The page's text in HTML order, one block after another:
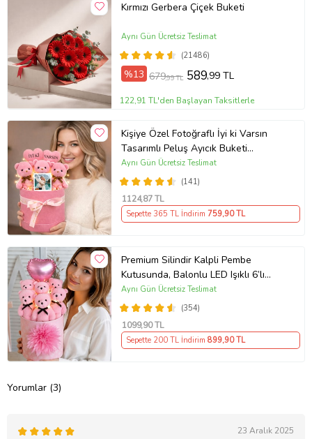
Kırmızı Gerbera Çiçek Buketi
(21486)
Aynı Gün Ücretsiz Teslimat
%13 679,99 TL 589,99 TL
122,91 TL'den Başlayan Taksitlerle
Kişiye Özel Fotoğraflı İyi ki Varsın
Tasarımlı Peluş Ayıcık Buketi
(Pembe)
(141)
Aynı Gün Ücretsiz Teslimat
1124,87 TL
Sepette 365 TL İndirim 759,90 TL
Premium Silindir Kalpli Pembe
Kutusunda, Balonlu LED Işıklı 6’lı
Pembe Ayıcık Buketi Arkadaşa
Sevgiliye Hediye
(354)
Aynı Gün Ücretsiz Teslimat
1099,90 TL
Sepette 200 TL İndirim 899,90 TL
Yorumlar (3)
23 Aralık 2025